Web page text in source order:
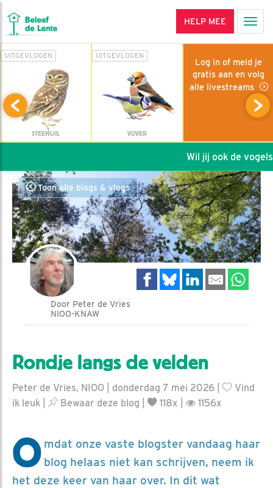
HELP MEE
UITGEVLOGEN
STEENUIL
UITGEVLOGEN
VIJVER
Log in of meld je
gratis aan en volg
alle livestreams
Wil jij ook de
Toon alle blogs & vlogs
Door Peter de Vries
NIOO-KNAW
Rondje langs de velden
Peter de Vries, NIOO | donderdag 7 mei 2026 |
Vind
ik leuk
Bewaar deze blog 118x | 1156x
O mdat onze vaste blogster vandaag haar
blog helaas niet kan schrijven, neem ik
het deze keer van haar over. In dit wat